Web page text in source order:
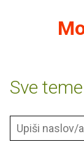
Sve teme